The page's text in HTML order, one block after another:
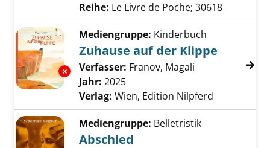
Reihe: Le Livre de Poche; 30618
Exemplar-Details von Zuhause auf der
Mediengruppe: Kinderbuch
Zuhause auf der Klippe
Verfasser: Franov, Magali Suche nach
Jahr: 2025
Verlag: Wien, Edition Nilpferd
Mediengruppe: Belletristik
Abschied